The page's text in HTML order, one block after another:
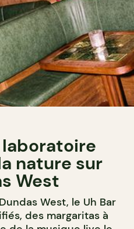
laboratoire
nature sur
West
West, le Uh Bar
des margaritas à